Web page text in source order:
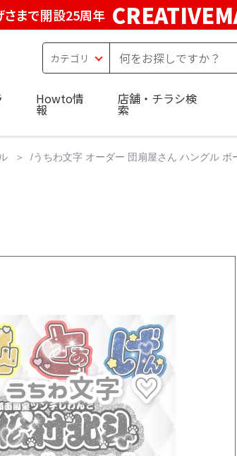
さまで開設25周年
Howto情
報
店舗・チラシ検
索
/うちわ文字 オーダー 団扇屋さん ハングル